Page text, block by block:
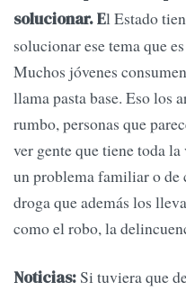
solucionar. El Estado
solucionar ese tema que
Muchos jóvenes
llama pasta base. Eso los
rumbo, personas que
ver gente que tiene toda
un problema familiar o de
droga que además los
como el robo, la
Noticias:Si tuviera que